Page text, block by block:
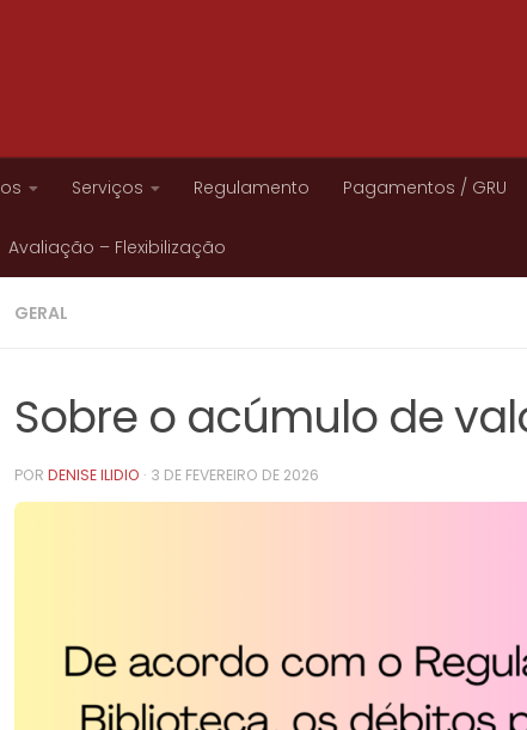
Serviços Regulamento Pagamentos / GRU
Avaliação – Flexibilização
GERAL
Sobre o acúmulo de
POR DENISE ILIDIO · 3 DE FEVEREIRO DE 2026